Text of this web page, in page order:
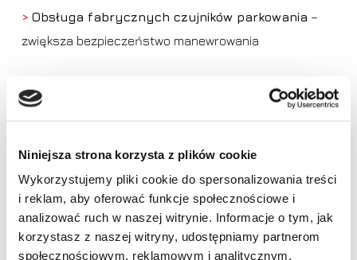
Niniejsza strona korzysta z plików cookie
Wykorzystujemy pliki cookie do spersonalizowania treści
i reklam, aby oferować funkcje społecznościowe i
analizować ruch w naszej witrynie. Informacje o tym, jak
korzystasz z naszej witryny, udostępniamy partnerom
społecznościowym, reklamowym i analitycznym.
Brak produktów w koszyku.
Idź do sklepu
> Obsługa fabrycznych czujników parkowania –
zwiększa bezpieczeństwo manewrowania
Wsparcie dla akcesoryjnej kamery cofania
–
komfort parkowania i ochrona przed kolizjami (kamera
> Sterowanie z kierownicy– pełna obsługa
fabrycznych przycisków
> Obsługa TPMS– odczyt ciśnienia w oponach
>Integracja z CAN-BUS– wyświetlanie informacji o